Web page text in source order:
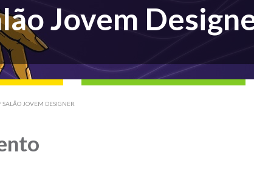
Jovem
SALÃO JOVEM DESIGNER